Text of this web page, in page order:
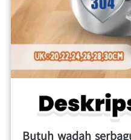
Butuh wadah